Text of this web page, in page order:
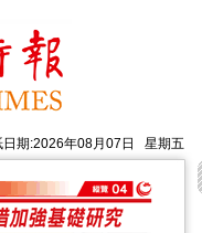
日期:2026年08月07日 星期五